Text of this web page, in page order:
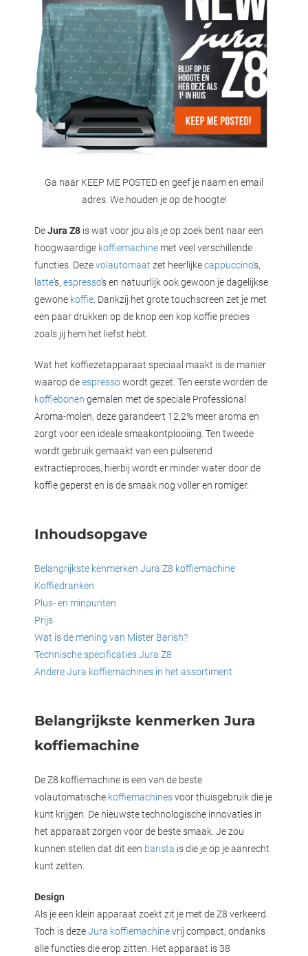
Ga naar KEEP ME POSTED en geef je naam en email
adres. We houden je op de hoogte!
DeJura Z8 is wat voor jou als je op zoek bent naar een
hoogwaardige koffiemachine met veel verschillende
functies. Dezevolautomaat zet heerlijkecappuccino‘s,
latte‘s, espresso’s en natuurlijk ook gewoon je dagelijkse
gewone koffie . Dankzij het grote touchscreen zet je met
een paar drukken op de knop een kop koffie precies
zoals jij hem het liefst hebt.
Wat het koffiezetapparaat speciaal maakt is de manier
waarop deespressowordt gezet. Ten eerste worden de
koffiebonen gemalen met de speciale Professional
Aroma-molen, deze garandeert 12,2% meer aroma en
zorgt voor een ideale smaakontplooiing. Ten tweede
wordt gebruik gemaakt van een pulserend
extractieproces, hierbij wordt er minder water door de
koffie geperst en is de smaak nog voller en romiger.
Inhoudsopgave
Belangrijkste kenmerken Jura Z8 koffiemachine
Koffiedranken
Plus- en minpunten
Prijs
Wat is de mening van Mister Barish?
Technische specificaties Jura Z8
Andere Jura koffiemachines in het assortiment
Belangrijkste kenmerken Jura
koffiemachine
De Z8 koffiemachine is een van de beste
volautomatische koffiemachinesvoor thuisgebruik die je
kunt krijgen. De nieuwste technologische innovaties in
het apparaat zorgen voor de beste smaak. Je zou
kunnen stellen dat dit een barista is die je op je aanrecht
kunt zetten.
Design
Als je een klein apparaat zoekt zit je met de Z8 verkeerd.
Toch is dezeJura koffiemachinevrij compact, ondanks
alle functies die erop zitten. Het apparaat is 38